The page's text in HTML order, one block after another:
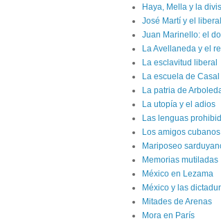
Haya, Mella y la
José Martí y el
Juan Marinello: el
La Avellaneda y el
La esclavitud liberal
La escuela de Casal
La patria de
La utopía y el adios
Las lenguas
Los amigos
Mariposeo
Memorias mutiladas
México en Lezama
México y las
Mitades de Arenas
Mora en París